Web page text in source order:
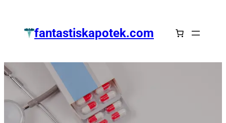
springenfantastiskapotek.com